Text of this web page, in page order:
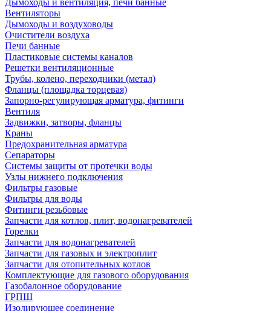
Дымоходы и вентиляция, печи банные
Вентиляторы
Дымоходы и воздуховоды
Очистители воздуха
Печи банные
Пластиковые системы каналов
Решетки вентиляционные
Трубы, колено, переходники (метал)
Фланцы (площадка торцевая)
Запорно-регулирующая арматура, фитинги
Вентиля
Задвижки, затворы, фланцы
Краны
Предохранительная арматура
Сепараторы
Системы защиты от протечки воды
Узлы нижнего подключения
Фильтры газовые
Фильтры для воды
Фитинги резьбовые
Запчасти для котлов, плит, водонагревателей
Горелки
Запчасти для водонагревателей
Запчасти для газовых и электроплит
Запчасти для отопительных котлов
Комплектующие для газового оборудования
Газобалонное оборудование
ГРПШ
Изолирующее соединение